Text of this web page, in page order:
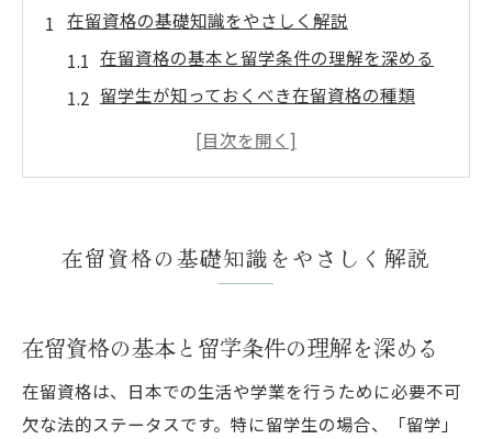
在留資格の基礎知識をやさしく解説
在留資格の基本と留学条件の理解を深める
留学生が知っておくべき在留資格の種類
在留資格で重要な手続きのポイント解説
留学生に求められるビザ更新書類の全体像
留学生のビザ更新時に必須となる申請書類
在留資格留学の更新時期と準備の流れ
在留資格留学必要書類の取り揃え方
在留資格の基礎知識をやさしく解説
在留資格の基本と留学条件の理解を深める
在留資格は、日本での生活や学業を行うために必要不可
欠な法的ステータスです。特に留学生の場合、「留学」